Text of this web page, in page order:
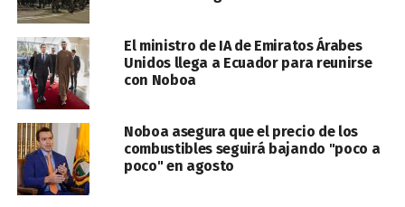
El ministro de IA de Emiratos Árabes
Unidos llega a Ecuador para reunirse
con Noboa
Noboa asegura que el precio de los
combustibles seguirá bajando "poco a
poco" en agosto